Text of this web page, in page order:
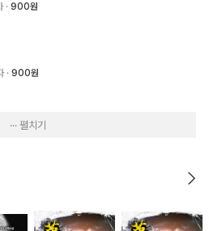
900원
900원
··· 펼치기